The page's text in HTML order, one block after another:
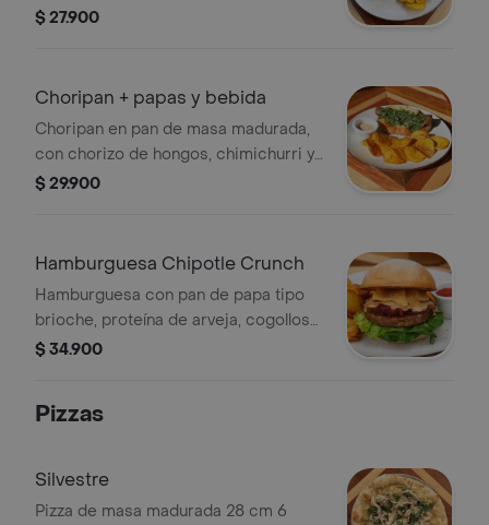
Acompañado de chips de papa criolla
$ 27.900
Choripan + papas y bebida
Choripan en pan de masa madurada,
con chorizo de hongos, chimichurri y
sriracha mayo. Acompañado de chips
$ 29.900
Hamburguesa Chipotle Crunch
Hamburguesa con pan de papa tipo
brioche, proteína de arveja, cogollos
de Tudela, cebolla caramelizada con
$ 34.900
Pizzas
Silvestre
Pizza de masa madurada 28 cm 6